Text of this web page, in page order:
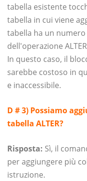
tabella esistente
tabella in cui viene
tabella ha un
dell'operazione
In questo caso, il
sarebbe costoso in
e inaccessibile.
D # 3) Possiamo
tabella ALTER?
Risposta: Sì, il
per aggiungere più
istruzione.